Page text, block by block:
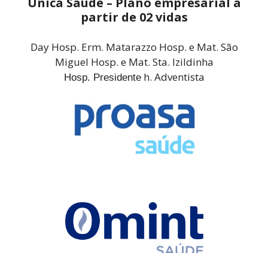
partir de 02 vidas
Day Hosp. Erm. Matarazzo Hosp. e Mat. São
Miguel Hosp. e Mat. Sta. Izildinha
Hosp. Presidenteh. Adventista